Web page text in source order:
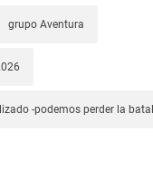
grupo Aventura
-podemos perder la